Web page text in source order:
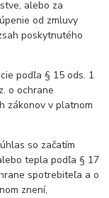
alebo za
od zmluvy
poskytnutého
podľa § 15 ods. 1
o ochrane
zákonov v platnom
so začatím
tepla podľa § 17
spotrebiteľa a o
znení,